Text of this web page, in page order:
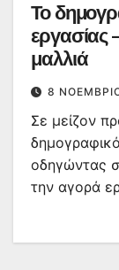
Το
εργασίας
μαλλιά
8
Σε μείζον
οδηγώντας
την αγορά